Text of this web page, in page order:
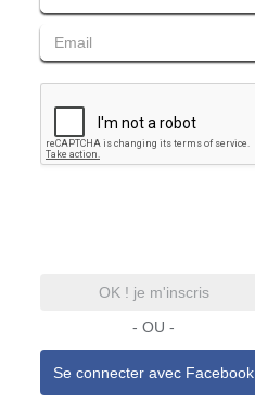
OK ! je m'inscris
- OU -
Se connecter avec Facebook